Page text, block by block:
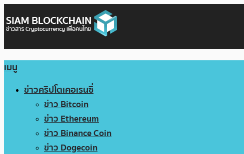
เมนู
ข่าวคริปโตเคอเรนซี่
ข่าว Bitcoin
ข่าว Ethereum
ข่าว Binance Coin
ข่าว Dogecoin